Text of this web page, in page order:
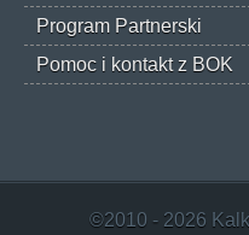
Program Partnerski
Pomoc i kontakt z BOK
©2010 - 2026